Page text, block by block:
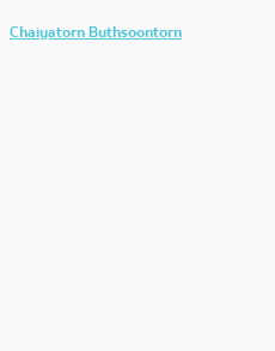
Chaiyatorn Buthsoontorn